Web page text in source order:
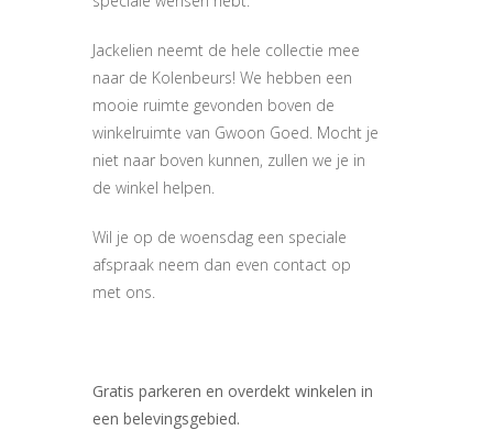
Jackelien neemt de hele collectie mee
naar de Kolenbeurs! We hebben een
mooie ruimte gevonden boven de
winkelruimte van Gwoon Goed. Mocht je
niet naar boven kunnen, zullen we je in
de winkel helpen.
Wil je op de woensdag een speciale
afspraak neem dan even contact op
met ons.
Gratis parkeren en overdekt winkelen in
een belevingsgebied.